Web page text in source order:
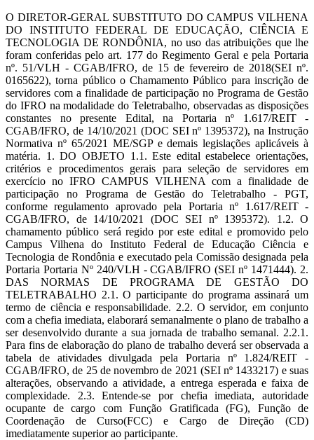
O DIRETOR-GERAL SUBSTITUTO DO CAMPUS VILHENA
DO INSTITUTO FEDERAL DE EDUCAÇÃO, CIÊNCIA E
TECNOLOGIA DE RONDÔNIA, no uso das atribuições que lhe
foram conferidas pelo art. 177 do Regimento Geral e pela Portaria
nº. 51/VLH - CGAB/IFRO, de 15 de fevereiro de 2018(SEI nº.
0165622), torna público o Chamamento Público para inscrição de
servidores com a finalidade de participação no Programa de Gestão
do IFRO na modalidade do Teletrabalho, observadas as disposições
constantes no presente Edital, na Portaria nº 1.617/REIT -
CGAB/IFRO, de 14/10/2021 (DOC SEI nº 1395372), na Instrução
Normativa nº 65/2021 ME/SGP e demais legislações aplicáveis à
matéria. 1. DO OBJETO 1.1. Este edital estabelece orientações,
critérios e procedimentos gerais para seleção de servidores em
exercício no IFRO CAMPUS VILHENA com a finalidade de
participação no Programa de Gestão do Teletrabalho - PGT,
conforme regulamento aprovado pela Portaria nº 1.617/REIT -
CGAB/IFRO, de 14/10/2021 (DOC SEI nº 1395372). 1.2. O
chamamento público será regido por este edital e promovido pelo
Campus Vilhena do Instituto Federal de Educação Ciência e
Tecnologia de Rondônia e executado pela Comissão designada pela
Portaria Portaria Nº 240/VLH - CGAB/IFRO (SEI nº 1471444). 2.
DAS NORMAS DE PROGRAMA DE GESTÃO DO
TELETRABALHO 2.1. O participante do programa assinará um
termo de ciência e responsabilidade. 2.2. O servidor, em conjunto
com a chefia imediata, elaborará semanalmente o plano de trabalho a
ser desenvolvido durante a sua jornada de trabalho semanal. 2.2.1.
Para fins de elaboração do plano de trabalho deverá ser observada a
tabela de atividades divulgada pela Portaria nº 1.824/REIT -
CGAB/IFRO, de 25 de novembro de 2021 (SEI nº 1433217) e suas
alterações, observando a atividade, a entrega esperada e faixa de
complexidade. 2.3. Entende-se por chefia imediata, autoridade
ocupante de cargo com Função Gratificada (FG), Função de
Coordenação de Curso(FCC) e Cargo de Direção (CD)
imediatamente superior ao participante.